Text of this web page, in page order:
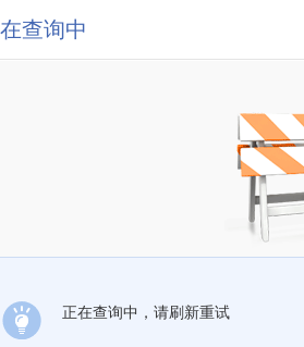
查询中
正在查询中，请刷新重试